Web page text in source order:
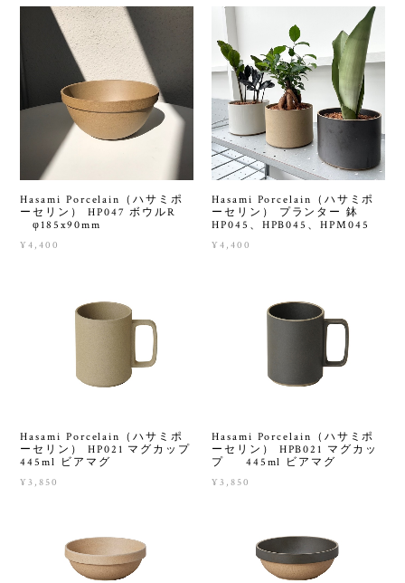
Hasami Porcelain（ハサミポ
ーセリン） HP047 ボウルR
φ185x90mm
¥4,400
Hasami Porcelain（ハサミポ
ーセリン） プランター 鉢
HP045、HPB045、HPM045
¥4,400
Hasami Porcelain（ハサミポ
ーセリン） HP021 マグカップ
445ml ビアマグ
¥3,850
Hasami Porcelain（ハサミポ
ーセリン） HPB021 マグカッ
プ 445ml ビアマグ
¥3,850